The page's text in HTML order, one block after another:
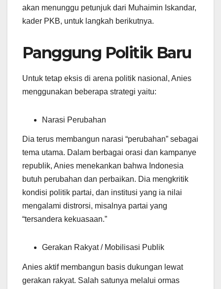
akan menunggu petunjuk dari Muhaimin Iskandar,
kader PKB, untuk langkah berikutnya.
Panggung Politik Baru
Untuk tetap eksis di arena politik nasional, Anies
menggunakan beberapa strategi yaitu:
Narasi Perubahan
Dia terus membangun narasi “perubahan” sebagai
tema utama. Dalam berbagai orasi dan kampanye
republik, Anies menekankan bahwa Indonesia
butuh perubahan dan perbaikan. Dia mengkritik
kondisi politik partai, dan institusi yang ia nilai
mengalami distrorsi, misalnya partai yang
“tersandera kekuasaan.”
Gerakan Rakyat / Mobilisasi Publik
Anies aktif membangun basis dukungan lewat
gerakan rakyat. Salah satunya melalui ormas